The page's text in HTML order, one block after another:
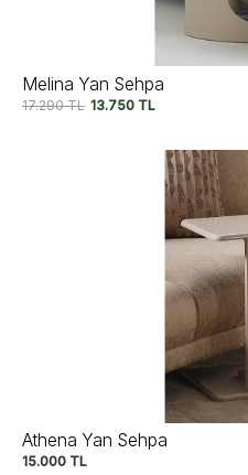
Melina Yan Sehpa
17.290TL 13.750 TL
Athena Yan Sehpa
15.000 TL